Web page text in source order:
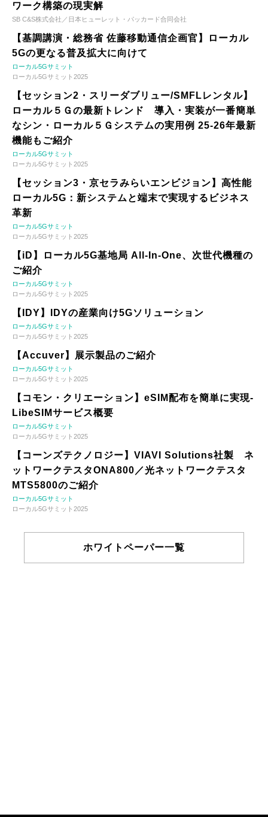
ワーク構築の現実解
SB C&S株式会社／日本ヒューレット・パッカード合同会社
【基調講演・総務省 佐藤移動通信企画官】ローカル
5Gの更なる普及拡大に向けて
ローカル5Gサミット
ローカル5Gサミット2025
【セッション2・スリーダブリュー/SMFLレンタル】
ローカル５Ｇの最新トレンド 導入・実装が一番簡単
なシン・ローカル５Ｇシステムの実用例 25-26年最新
機能もご紹介
ローカル5Gサミット
ローカル5Gサミット2025
【セッション3・京セラみらいエンビジョン】高性能
ローカル5G：新システムと端末で実現するビジネス
革新
ローカル5Gサミット
ローカル5Gサミット2025
【iD】ローカル5G基地局 All-In-One、次世代機種の
ご紹介
ローカル5Gサミット
ローカル5Gサミット2025
【IDY】IDYの産業向け5Gソリューション
ローカル5Gサミット
ローカル5Gサミット2025
【Accuver】展示製品のご紹介
ローカル5Gサミット
ローカル5Gサミット2025
【コモン・クリエーション】eSIM配布を簡単に実現-
LibeSIMサービス概要
ローカル5Gサミット
ローカル5Gサミット2025
【コーンズテクノロジー】VIAVI Solutions社製 ネ
ットワークテスタONA800／光ネットワークテスタ
MTS5800のご紹介
ローカル5Gサミット
ローカル5Gサミット2025
ホワイトペーパー一覧